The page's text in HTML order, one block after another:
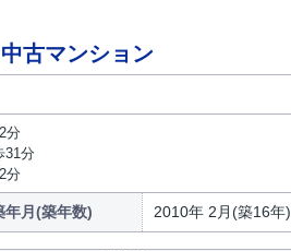
古マンション
分
31分
分
年月(築年数) 2010年 2月(築16年)